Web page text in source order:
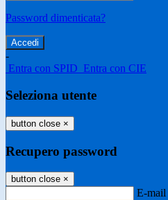
Password dimenticata?
-
Entra con SPID Entra con CIE
Seleziona utente
button close ×
Recupero password
button close ×
E-mail